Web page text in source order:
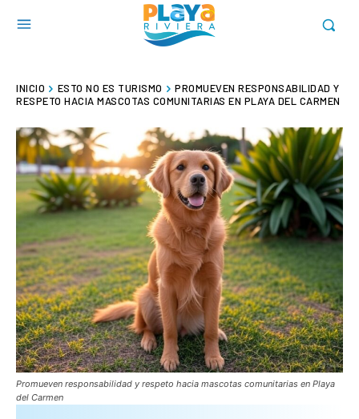
INICIO ESTO NO ES TURISMO
PROMUEVEN RESPONSABILIDAD Y
RESPETO HACIA MASCOTAS COMUNITARIAS EN PLAYA DEL CARMEN
Promueven responsabilidad y respeto hacia mascotas comunitarias en Playa
del Carmen